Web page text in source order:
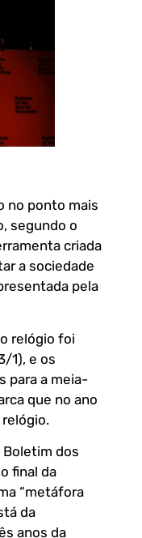
no ponto mais
segundo o
criada
a sociedade
pela
relógio foi
1), e os
para a meia-
que no ano
relógio.
dos
final da
“metáfora
da
anos da